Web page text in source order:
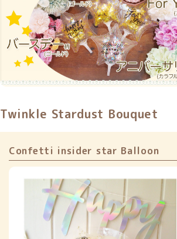
Twinkle Stardust Bouquet
Confetti insider star Balloon